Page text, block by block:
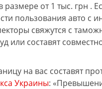
от 1 тыс. грн .
пользования авто с
свяжутся с
или составят
на вас составят
Украины: